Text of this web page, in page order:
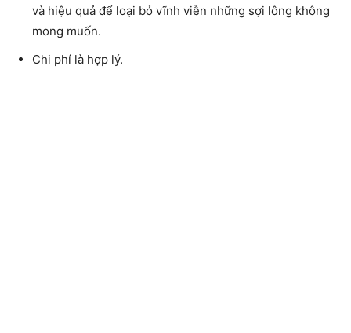
và hiệu quả để loại bỏ vĩnh viễn những sợi lông không
mong muốn.
Chi phí là hợp lý.